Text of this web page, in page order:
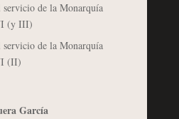
de la Monarquía
(y III)
de la Monarquía
(II)
García